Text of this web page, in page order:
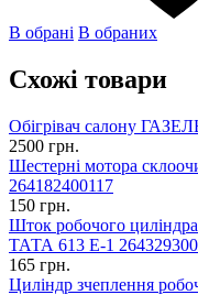
В обрані В обраних
Схожі товари
Обігрівач салону
2500 грн.
Шестерні мотора
264182400117
150 грн.
Шток робочого
ТАТА 613 Е-1
165 грн.
Циліндр зчеплення